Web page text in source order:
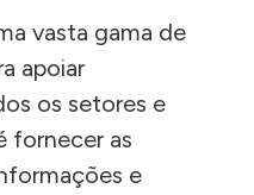
vasta gama de
apoiar
os setores e
fornecer as
e